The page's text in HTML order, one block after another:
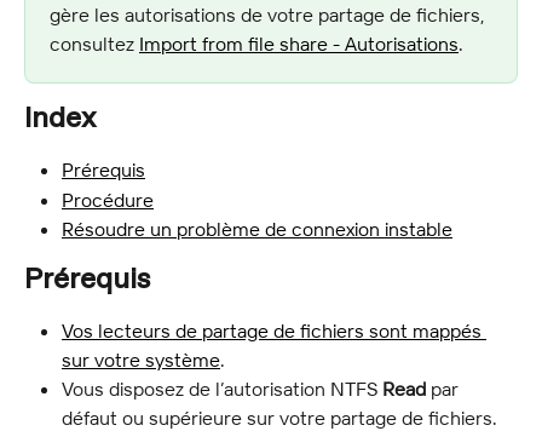
gère les autorisations de votre partage de fichiers,
consultez Import from file share - Autorisations.
Index
Prérequis
Procédure
Résoudre un problème de connexion instable
Prérequis
Vos lecteurs de partage de fichiers sont mappés
sur votre système.
Vous disposez de l’autorisation NTFS Read par
défaut ou supérieure sur votre partage de fichiers.